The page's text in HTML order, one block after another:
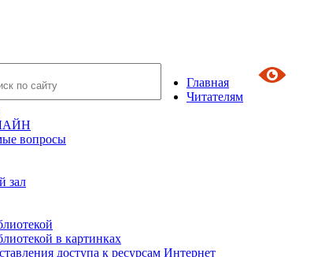
Главная
Читателям
вопросы
зал
в картинках
доступа к ресурсам Интернет